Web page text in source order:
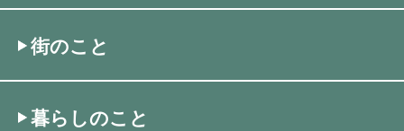
街のこと
暮らしのこと